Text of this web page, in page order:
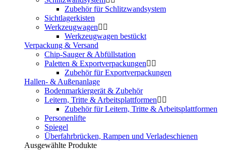
Zubehör für Schlitzwandsystem
Sichtlagerkisten
Werkzeugwagen
Werkzeugwagen bestückt
Verpackung & Versand
Chip-Sauger & Abfüllstation
Paletten & Exportverpackungen
Zubehör für Exportverpackungen
Hallen- & Außenanlage
Bodenmarkiergerät & Zubehör
Leitern, Tritte & Arbeitsplattformen
Zubehör für Leitern, Tritte & Arbeitsplattformen
Personenlifte
Spiegel
Überfahrbrücken, Rampen und Verladeschienen
Ausgewählte Produkte